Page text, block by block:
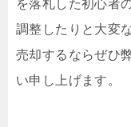
を落札した初心者
調整したりと大変
売却するならぜひ
い申し上げます。